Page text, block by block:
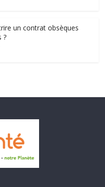
un contrat obsèques
?